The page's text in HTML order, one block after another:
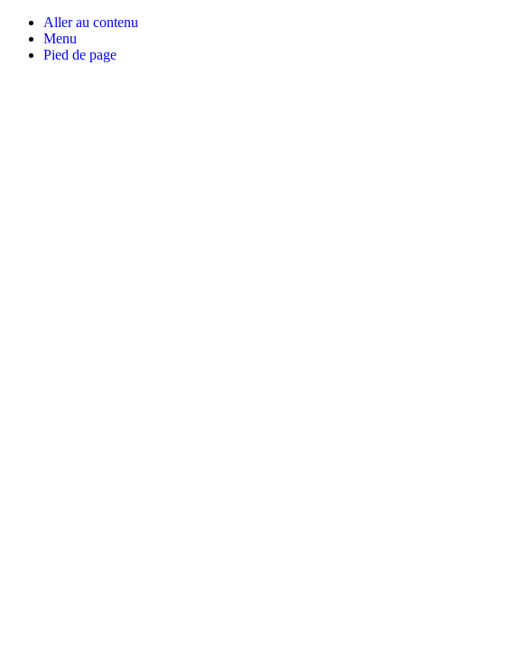
Aller au contenu
Menu
Pied de page